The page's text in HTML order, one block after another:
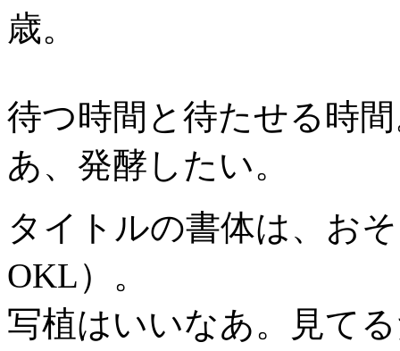
歳。
待つ時間と待たせる時
あ、発酵したい。
タイトルの書体は、お
OKL）。
写植はいいなあ。見て